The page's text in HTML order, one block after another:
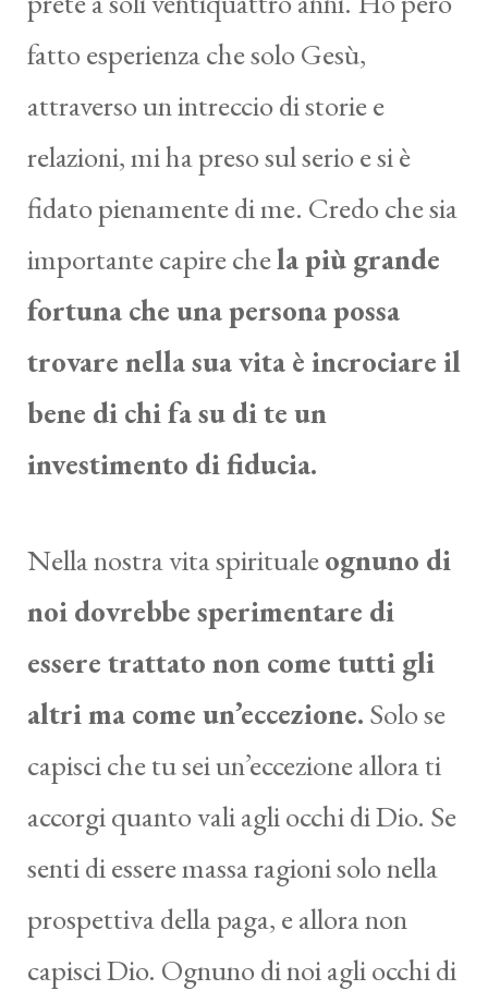
fatto esperienza che solo Gesù,
attraverso un intreccio di storie e
relazioni, mi ha preso sul serio e si è
fidato pienamente di me. Credo che sia
importante capire chela più grande
fortuna che una persona possa
trovare nella sua vita è incrociare il
bene di chi fa su di te un
investimento di fiducia.
Nella nostra vita spiritualeognuno di
noi dovrebbe sperimentare di
essere trattato non come tutti gli
altri ma come un’eccezione. Solo se
capisci che tu sei un’eccezione allora ti
accorgi quanto vali agli occhi di Dio. Se
senti di essere massa ragioni solo nella
prospettiva della paga, e allora non
capisci Dio. Ognuno di noi agli occhi di